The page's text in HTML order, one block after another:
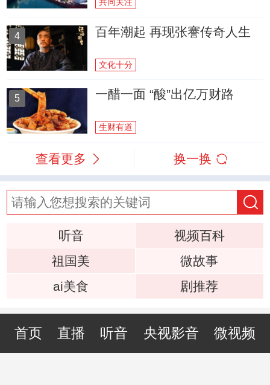
共同关注
4 百年潮起 再现张謇传奇人生
文化十分
5 一醋一面 “酸”出亿万财路
生财有道
查看更多 换一换
听音
视频百科
祖国美
微故事
ai美食
剧推荐
首页 直播 听音 央视影音 微视频